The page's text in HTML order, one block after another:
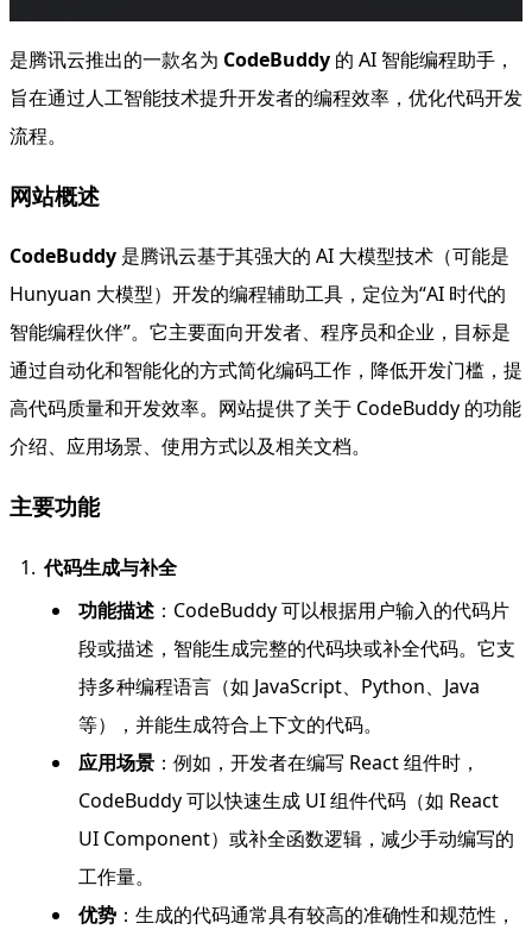
是腾讯云推出的一款名为 CodeBuddy 的 AI 智能编程助手，
旨在通过人工智能技术提升开发者的编程效率，优化代码开发
流程。
网站概述
CodeBuddy 是腾讯云基于其强大的 AI 大模型技术（可能是
Hunyuan 大模型）开发的编程辅助工具，定位为“AI 时代的
智能编程伙伴”。它主要面向开发者、程序员和企业，目标是
通过自动化和智能化的方式简化编码工作，降低开发门槛，提
高代码质量和开发效率。网站提供了关于 CodeBuddy 的功能
介绍、应用场景、使用方式以及相关文档。
主要功能
代码生成与补全
功能描述：CodeBuddy 可以根据用户输入的代码片
段或描述，智能生成完整的代码块或补全代码。它支
持多种编程语言（如 JavaScript、Python、Java
等），并能生成符合上下文的代码。
应用场景：例如，开发者在编写 React 组件时，
CodeBuddy 可以快速生成 UI 组件代码（如 React
UI Component）或补全函数逻辑，减少手动编写的
工作量。
优势：生成的代码通常具有较高的准确性和规范性，